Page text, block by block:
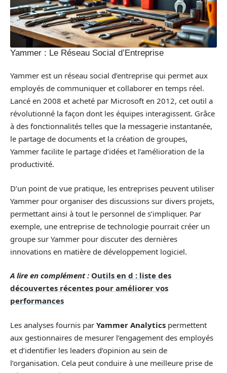
Yammer : Le Réseau Social d’Entreprise
Yammer est un réseau social d’entreprise qui permet aux
employés de communiquer et collaborer en temps réel.
Lancé en 2008 et acheté par Microsoft en 2012, cet outil a
révolutionné la façon dont les équipes interagissent. Grâce
à des fonctionnalités telles que la messagerie instantanée,
le partage de documents et la création de groupes,
Yammer facilite le partage d’idées et l’amélioration de la
productivité.
D’un point de vue pratique, les entreprises peuvent utiliser
Yammer pour organiser des discussions sur divers projets,
permettant ainsi à tout le personnel de s’impliquer. Par
exemple, une entreprise de technologie pourrait créer un
groupe sur Yammer pour discuter des dernières
innovations en matière de développement logiciel.
A lire en complément : Outils en d : liste des
découvertes récentes pour améliorer vos
performances
Les analyses fournis par Yammer Analytics permettent
aux gestionnaires de mesurer l’engagement des employés
et d’identifier les leaders d’opinion au sein de
l’organisation. Cela peut conduire à une meilleure prise de